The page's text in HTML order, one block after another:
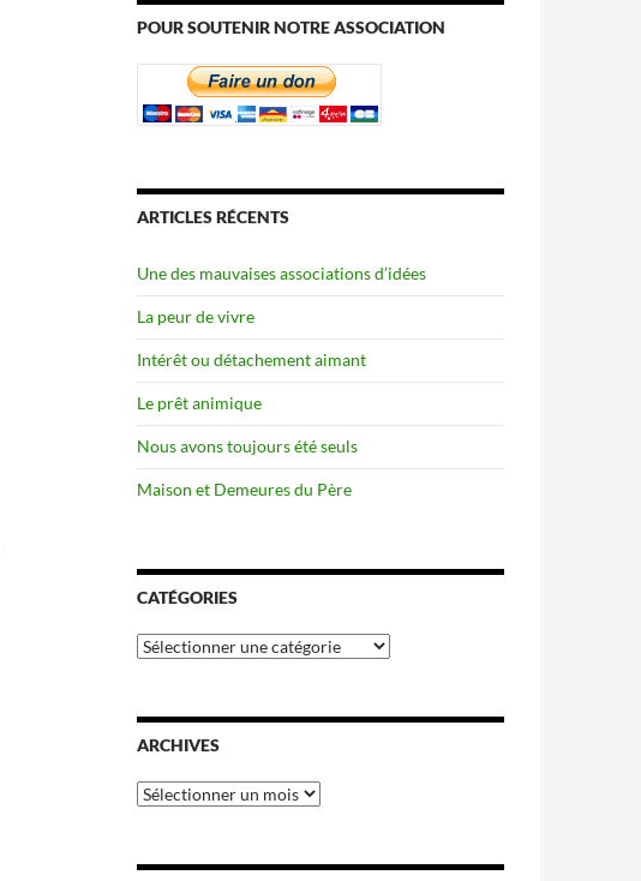
POUR SOUTENIR NOTRE ASSOCIATION
ARTICLES RÉCENTS
Une des mauvaises associations d’idées
La peur de vivre
Intérêt ou détachement aimant
Le prêt animique
Nous avons toujours été seuls
Maison et Demeures du Père
CATÉGORIES
Catégories
ARCHIVES
Archives